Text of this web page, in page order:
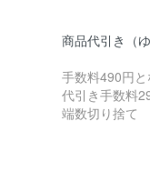
商品代引き（
手数料490円と
代引き手数料
端数切り捨て